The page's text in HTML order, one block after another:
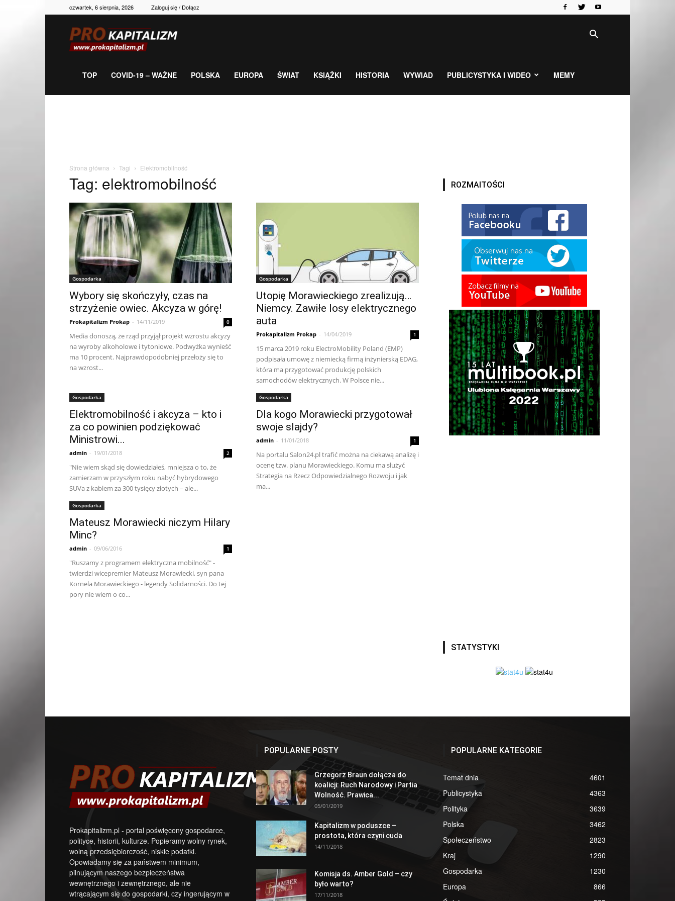
czwartek, 6 sierpnia, 2026 Zaloguj się / Dołącz
gospodarka,
TOP COVID-19 – WAŻNE POLSKA EUROPA ŚWIAT KSIĄŻKI HISTORIA WYWIAD PUBLICYSTYKA I WIDEO MEMY
Strona główna Tagi Elektromobilność
Tag: elektromobilność
Gospodarka
Wybory się skończyły, czas na
strzyżenie owiec. Akcyza w górę!
Prokapitalizm Prokap - 14/11/2019 0
Media donoszą, że rząd przyjął projekt wzrostu akcyzy
na wyroby alkoholowe i tytoniowe. Podwyżka wynieść
ma 10 procent. Najprawdopodobniej przełoży się to
na wzrost...
Gospodarka
Utopię Morawieckiego zrealizują…
Niemcy. Zawiłe losy elektrycznego
auta
Prokapitalizm Prokap - 14/04/2019 1
15 marca 2019 roku ElectroMobility Poland (EMP)
podpisała umowę z niemiecką firmą inżynierską EDAG,
która ma przygotować produkcję polskich
samochodów elektrycznych. W Polsce nie...
Gospodarka
Elektromobilność i akcyza – kto i
za co powinien podziękować
Ministrowi...
admin - 19/01/2018 2
"Nie wiem skąd się dowiedziałeś, mniejsza o to, że
zamierzam w przyszłym roku nabyć hybrydowego
SUVa z kablem za 300 tysięcy złotych – ale...
Gospodarka
Dla kogo Morawiecki przygotował
swoje slajdy?
admin - 11/01/2018 1
Na portalu Salon24.pl trafić można na ciekawą analizę i
ocenę tzw. planu Morawieckiego. Komu ma służyć
Strategia na Rzecz Odpowiedzialnego Rozwoju i jak
ma...
Gospodarka
Mateusz Morawiecki niczym Hilary
Minc?
admin - 09/06/2016 1
"Ruszamy z programem elektryczna mobilność" -
twierdzi wicepremier Mateusz Morawiecki, syn pana
Kornela Morawieckiego - legendy Solidarności. Do tej
pory nie wiem o co...
ROZMAITOŚCI
STATYSTYKI
Prokapitalizm.pl - portal poświęcony gospodarce,
polityce, historii, kulturze. Popieramy wolny rynek,
wolną przedsiębiorczość, niskie podatki.
Opowiadamy się za państwem minimum,
pilnującym naszego bezpieczeństwa
wewnętrznego i zewnętrznego, ale nie
wtrącającym się do gospodarki, czy ingerującym w
POPULARNE POSTY
Grzegorz Braun dołącza do
koalicji: Ruch Narodowy i Partia
Wolność. Prawica...
05/01/2019
Kapitalizm w poduszce –
prostota, która czyni cuda
14/11/2018
Komisja ds. Amber Gold – czy
było warto?
17/11/2018
POPULARNE KATEGORIE
Temat dnia
4601
Publicystyka
4363
Polityka
3639
Polska
3462
Społeczeństwo
2823
Kraj
1290
Gospodarka
1230
Europa
866